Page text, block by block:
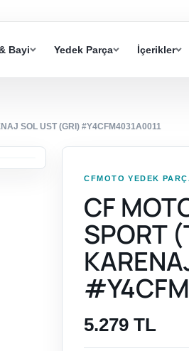
Bayi Yedek Parça İçerikler
SOL UST (GRI) #Y4CFM4031A0011
CFMOTO YEDEK
CF
SPORT
5.279 TL